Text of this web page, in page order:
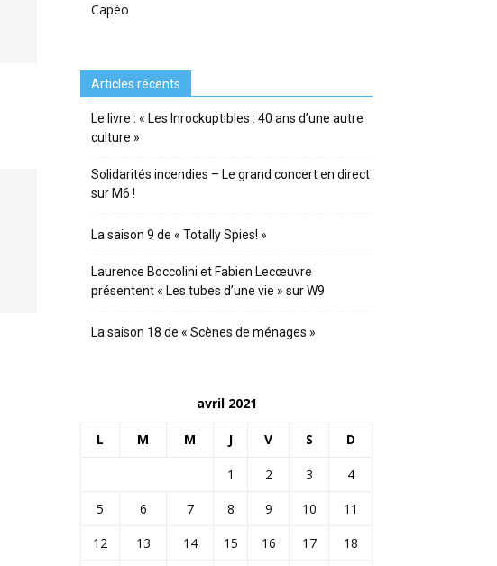
Capéo
Articles récents
Le livre : « Les Inrockuptibles : 40 ans d’une autre
culture »
Solidarités incendies – Le grand concert en direct
sur M6 !
La saison 9 de « Totally Spies! »
Laurence Boccolini et Fabien Lecœuvre
présentent « Les tubes d’une vie » sur W9
La saison 18 de « Scènes de ménages »
avril 2021
L M M J V S D
1 2 3
4
5
6 7 8 9 10
11
12
13 14 15 16 17 18